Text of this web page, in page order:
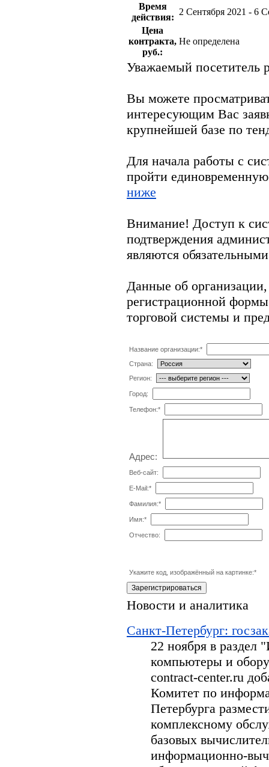
Время
действия:
2 Сентября 2021 - 6
Цена
контракта,
руб.:
Не определена
Уважаемый посетитель
Вы можете
интересующим Вас
крупнейшей базе по
Для начала работы с
пройти
ниже
Внимание! Доступ к
подтверждения
являются
Данные об
регистрационной
торговой системы и
Название организации:*
Страна:
Регион:
Город:
Телефон:*
Адрес:
Веб-сайт:
E-Mail:*
Фамилия:*
Имя:*
Отчество:
Укажите код, изображённый на картинке:*
Новости и аналитика
Санкт-Петербург:
22 ноября в раздел
компьютеры и
contract-center.ru
Комитет по
Петербурга
комплексному
базовых
информационно-